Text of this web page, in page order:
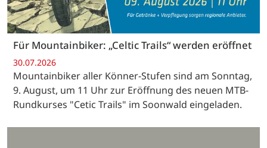
Für Mountainbiker: „Celtic Trails“ werden eröffnet
30.07.2026
Mountainbiker aller Könner-Stufen sind am Sonntag,
9. August, um 11 Uhr zur Eröffnung des neuen MTB-
Rundkurses "Cetic Trails" im Soonwald eingeladen.